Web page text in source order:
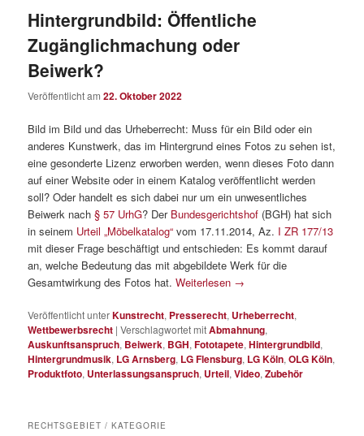
Hintergrundbild: Öffentliche
Zugänglichmachung oder
Beiwerk?
Veröffentlicht am22. Oktober 2022
Bild im Bild und das Urheberrecht: Muss für ein Bild oder ein
anderes Kunstwerk, das im Hintergrund eines Fotos zu sehen ist,
eine gesonderte Lizenz erworben werden, wenn dieses Foto dann
auf einer Website oder in einem Katalog veröffentlicht werden
soll? Oder handelt es sich dabei nur um ein unwesentliches
Beiwerk nach§ 57 UrhG? Der Bundesgerichtshof (BGH) hat sich
in seinem Urteil „Möbelkatalog“ vom 17.11.2014, Az. I ZR 177/13
mit dieser Frage beschäftigt und entschieden: Es kommt darauf
an, welche Bedeutung das mit abgebildete Werk für die
Gesamtwirkung des Fotos hat.Weiterlesen →
Veröffentlicht unterKunstrecht, Presserecht, Urheberrecht,
Wettbewerbsrecht |Verschlagwortet mitAbmahnung,
Auskunftsanspruch, Beiwerk, BGH,Fototapete,Hintergrundbild,
Hintergrundmusik, LG Arnsberg, LG Flensburg, LG Köln,OLG Köln,
Produktfoto, Unterlassungsanspruch, Urteil,Video,Zubehör
RECHTSGEBIET / KATEGORIE